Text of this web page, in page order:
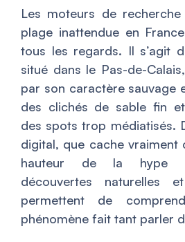
Les moteurs de
plage inattendue en
tous les regards. Il s’agit
situé dans le Pas-de-
par son caractère sauvage
des clichés de sable fin et
des spots trop médiatisés.
digital, que cache vraiment
hauteur de la hype ?
découvertes naturelles
permettent de
phénomène fait tant parler